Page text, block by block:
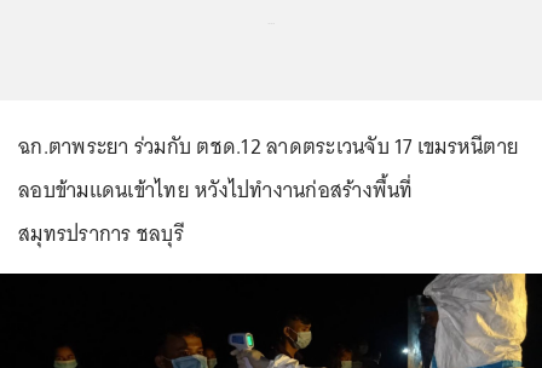
ฉก.ตาพระยา ร่วมกับ ตชด.12 ลาดตระเวนจับ 17 เขมรหนีตาย
ลอบข้ามแดนเข้าไทย หวังไปทำงานก่อสร้างพื้นที่
สมุทรปราการ ชลบุรี